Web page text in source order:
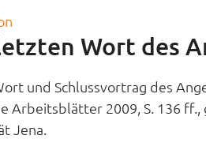
Wort des
und Schlussvortrag des
Arbeitsblätter 2009, S. 136
Jena.